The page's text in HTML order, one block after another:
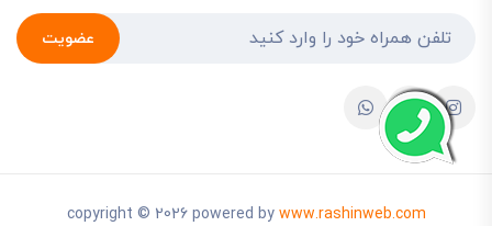
عضویت
copyright © 2026 powered by www.rashinweb.com